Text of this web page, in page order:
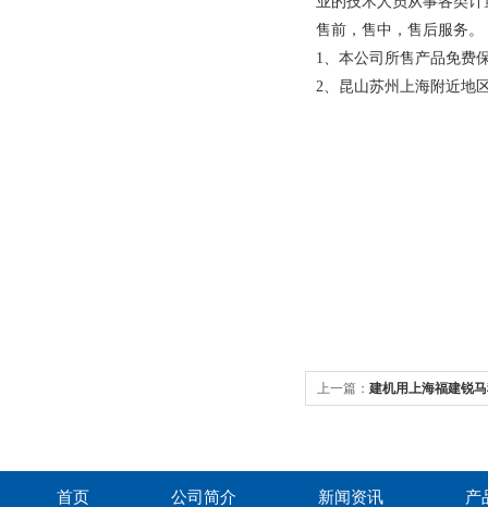
售前，售中，售后服务。
1、本公司所售产品免费
2、昆山苏州上海附近地
上一篇： 建机用上海福建锐
首页 公司简介 新闻资讯 产